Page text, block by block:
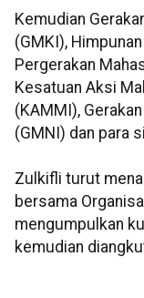
Kemudian
(GMKI),
Pergerakan
Kesatuan Aksi
(KAMMI),
(GMNI) dan para
Zulkifli turut
bersama
mengumpulkan
kemudian